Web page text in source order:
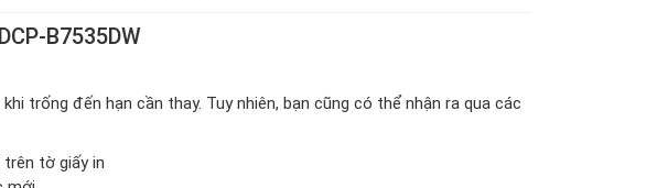
B7535DW
trống đến hạn cần thay. Tuy nhiên, bạn cũng có thể nhận ra qua các
trên tờ giấy in